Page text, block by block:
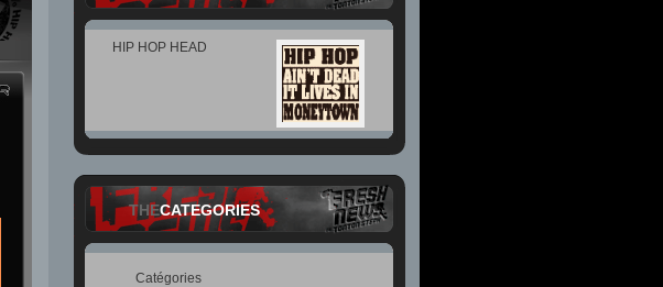
HIP HOP HEAD
THECATEGORIES
Catégories